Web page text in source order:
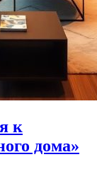
к
дома»